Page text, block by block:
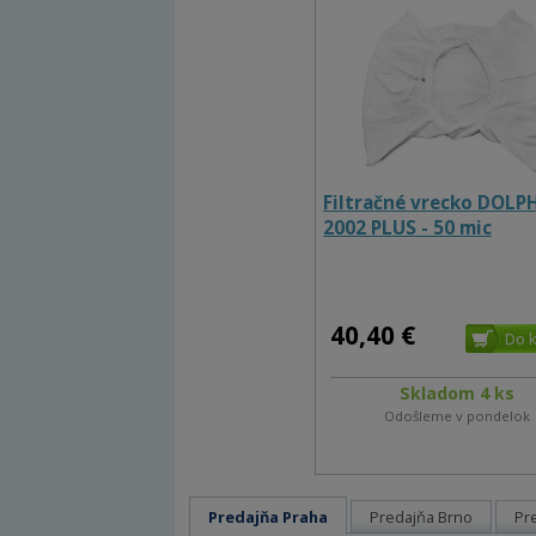
Filtračné vrecko
2002 PLUS - 50 mic
40,40 €
Skladom 4 ks
Odošleme v pondelok
Predajňa Praha Predajňa Brno